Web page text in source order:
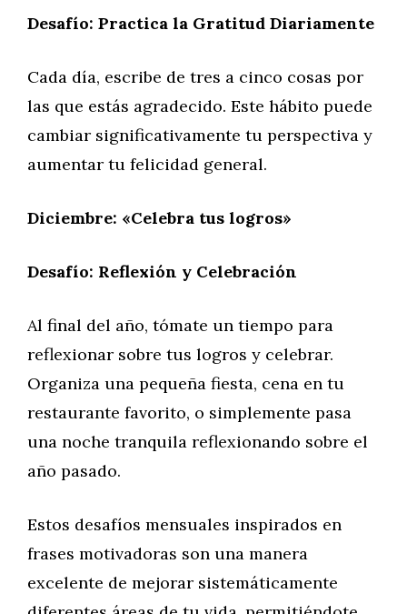
Desafío: Practica la Gratitud Diariamente
Cada día, escribe de tres a cinco cosas por
las que estás agradecido. Este hábito puede
cambiar significativamente tu perspectiva y
aumentar tu felicidad general.
Diciembre: «Celebra tus logros»
Desafío: Reflexión y Celebración
Al final del año, tómate un tiempo para
reflexionar sobre tus logros y celebrar.
Organiza una pequeña fiesta, cena en tu
restaurante favorito, o simplemente pasa
una noche tranquila reflexionando sobre el
año pasado.
Estos desafíos mensuales inspirados en
frases motivadoras son una manera
excelente de mejorar sistemáticamente